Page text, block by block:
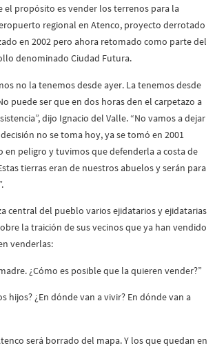
el propósito es vender los terrenos para la
regional en Atenco, proyecto derrotado
en 2002 pero ahora retomado como parte del
denominado Ciudad Futura.
no la tenemos desde ayer. La tenemos desde
puede ser que en dos horas den el carpetazo a
dijo Ignacio del Valle. “No vamos a dejar
no se toma hoy, ya se tomó en 2001
en peligro y tuvimos que defenderla a costa de
tierras eran de nuestros abuelos y serán para
central del pueblo varios ejidatarios y ejidatarias
la traición de sus vecinos que ya han vendido
venderlas:
¿Cómo es posible que la quieren vender?”
hijos? ¿En dónde van a vivir? En dónde van a
será borrado del mapa. Y los que quedan en